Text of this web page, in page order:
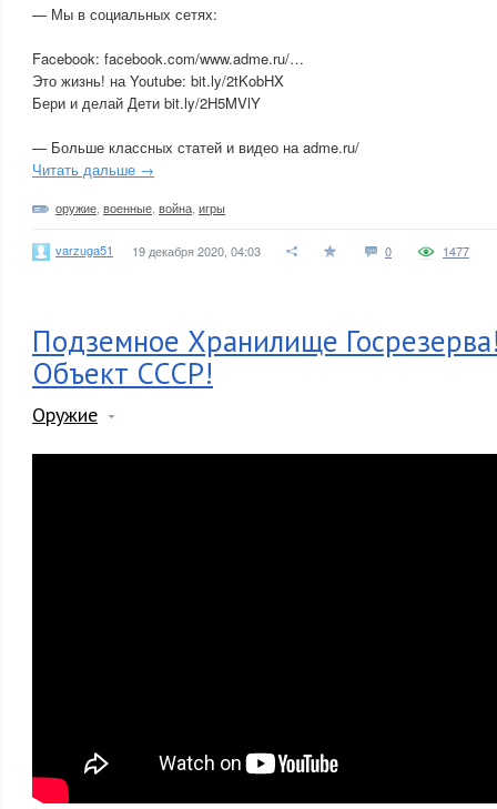
— Мы в социальных сетях:
Facebook: facebook.com/www.adme.ru/…
Это жизнь! на Youtube: bit.ly/2tKobHX
Бери и делай Дети bit.ly/2H5MVlY
— Больше классных статей и видео на adme.ru/
Читать дальше →
оружие военные война игры
varzuga51 19 декабря 2020, 04:03 0 1477
Подземное Хранилище
Объект СССР!
Оружие